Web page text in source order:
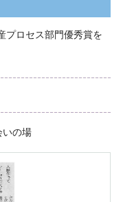
プロセス部門優秀賞を
いの場